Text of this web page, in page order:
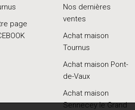
page
Nos dernières
ventes
Achat maison
Tournus
Achat maison Pont-
de-Vaux
Achat maison
Sennecey le Grand